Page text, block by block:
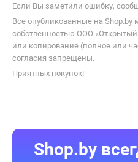
Если Вы заметили ошибку,
Все опубликованные на Shop.by
собственностью ООО
или копирование (полное или
согласия запрещены.
Приятных покупок!
Shop.by